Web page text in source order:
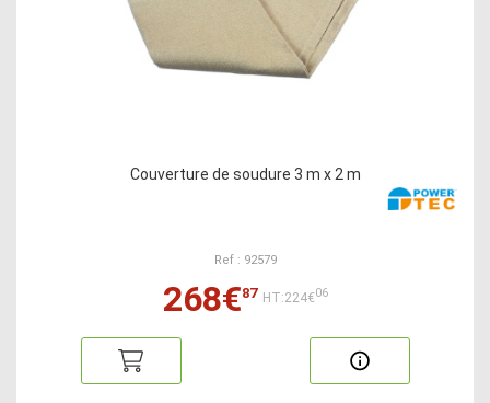
Couverture de soudure 3 m x 2 m
Ref : 92579
268€87 HT:224€06